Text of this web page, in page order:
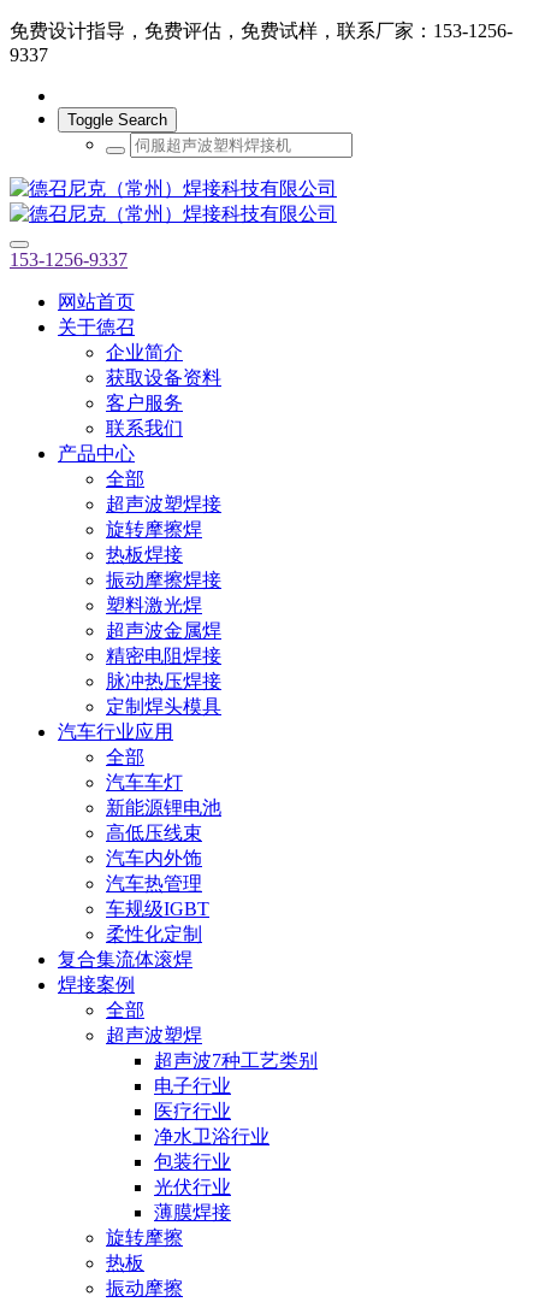
免费设计指导，免费评估，免费试样，联系厂家：153-1256-
9337
Toggle Search
153-1256-9337
网站首页
关于德召
企业简介
获取设备资料
客户服务
联系我们
产品中心
全部
超声波塑焊接
旋转摩擦焊
热板焊接
振动摩擦焊接
塑料激光焊
超声波金属焊
精密电阻焊接
脉冲热压焊接
定制焊头模具
汽车行业应用
全部
汽车车灯
新能源锂电池
高低压线束
汽车内外饰
汽车热管理
车规级IGBT
柔性化定制
复合集流体滚焊
焊接案例
全部
超声波塑焊
超声波7种工艺类别
电子行业
医疗行业
净水卫浴行业
包装行业
光伏行业
薄膜焊接
旋转摩擦
热板
振动摩擦